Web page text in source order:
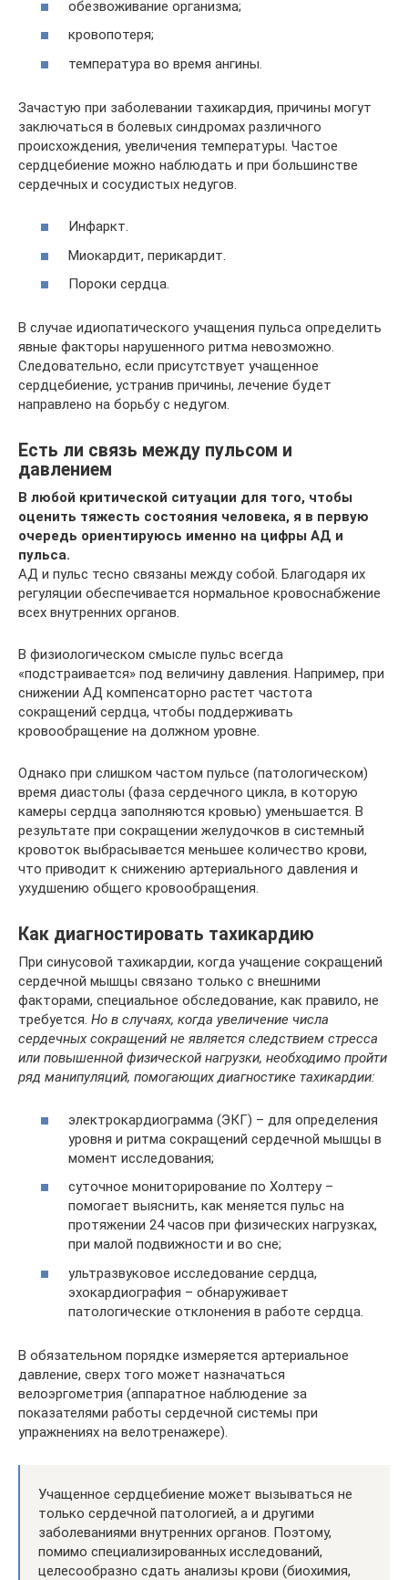
обезвоживание организма;
кровопотеря;
температура во время ангины.
Зачастую при заболевании тахикардия, причины могут
заключаться в болевых синдромах различного
происхождения, увеличения температуры. Частое
сердцебиение можно наблюдать и при большинстве
сердечных и сосудистых недугов.
Инфаркт.
Миокардит, перикардит.
Пороки сердца.
В случае идиопатического учащения пульса определить
явные факторы нарушенного ритма невозможно.
Следовательно, если присутствует учащенное
сердцебиение, устранив причины, лечение будет
направлено на борьбу с недугом.
Есть ли связь между пульсом и
давлением
В любой критической ситуации для того, чтобы
оценить тяжесть состояния человека, я в первую
очередь ориентируюсь именно на цифры АД и
пульса.
АД и пульс тесно связаны между собой. Благодаря их
регуляции обеспечивается нормальное кровоснабжение
всех внутренних органов.
В физиологическом смысле пульс всегда
«подстраивается» под величину давления. Например, при
снижении АД компенсаторно растет частота
сокращений сердца, чтобы поддерживать
кровообращение на должном уровне.
Однако при слишком частом пульсе (патологическом)
время диастолы (фаза сердечного цикла, в которую
камеры сердца заполняются кровью) уменьшается. В
результате при сокращении желудочков в системный
кровоток выбрасывается меньшее количество крови,
что приводит к снижению артериального давления и
ухудшению общего кровообращения.
Как диагностировать тахикардию
При синусовой тахикардии, когда учащение сокращений
сердечной мышцы связано только с внешними
факторами, специальное обследование, как правило, не
требуется. Но в случаях, когда увеличение числа
сердечных сокращений не является следствием стресса
или повышенной физической нагрузки, необходимо пройти
ряд манипуляций, помогающих диагностике тахикардии:
электрокардиограмма (ЭКГ) – для определения
уровня и ритма сокращений сердечной мышцы в
момент исследования;
суточное мониторирование по Холтеру –
помогает выяснить, как меняется пульс на
протяжении 24 часов при физических нагрузках,
при малой подвижности и во сне;
ультразвуковое исследование сердца,
эхокардиография – обнаруживает
патологические отклонения в работе сердца.
В обязательном порядке измеряется артериальное
давление, сверх того может назначаться
велоэргометрия (аппаратное наблюдение за
показателями работы сердечной системы при
упражнениях на велотренажере).
Учащенное сердцебиение может вызываться не
только сердечной патологией, а и другими
заболеваниями внутренних органов. Поэтому,
помимо специализированных исследований,
целесообразно сдать анализы крови (биохимия,